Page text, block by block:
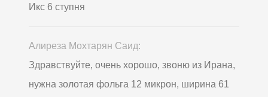
Икс 6 ступня
Алиреза Мохтарян Саид:
Здравствуйте, очень хорошо, звоню из Ирана,
нужна золотая фольга 12 микрон, ширина 61